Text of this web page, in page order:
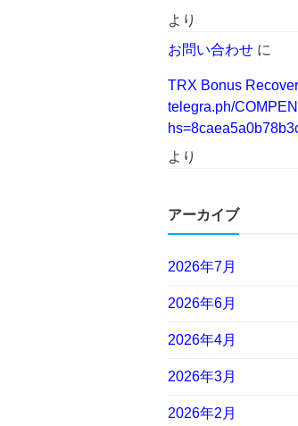
より
お問い合わせに
TRX Bonus
telegra.ph/
より
アーカイブ
2026年7月
2026年6月
2026年4月
2026年3月
2026年2月